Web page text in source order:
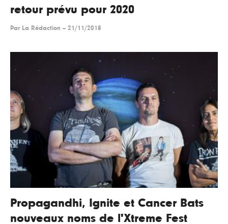
retour prévu pour 2020
Par La Rédaction -- 21/11/2018
Propagandhi, Ignite et Cancer Bats
nouveaux noms de l'Xtreme Fest